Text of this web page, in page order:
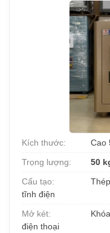
Kích thước:
Cao
Trọng lượng:
50
Cấu tạo:
tĩnh điện
Mở két:
điện thoại